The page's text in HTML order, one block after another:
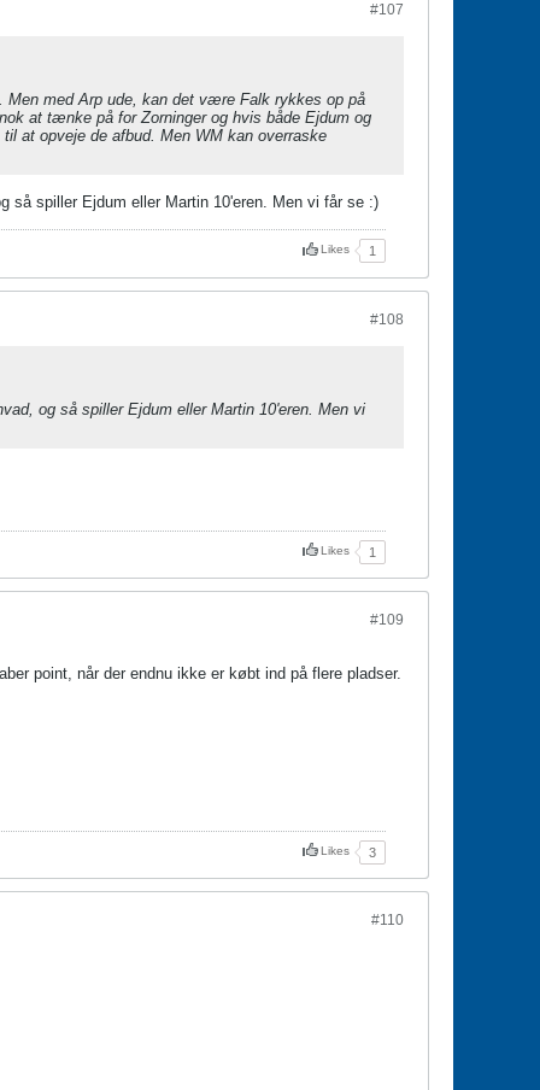
#107
Men med Arp ude, kan det være Falk rykkes op på
at tænke på for Zorninger og hvis både Ejdum og
at opveje de afbud. Men WM kan overraske
så spiller Ejdum eller Martin 10'eren. Men vi får se :)
Likes 1
#108
og så spiller Ejdum eller Martin 10'eren. Men vi
Likes 1
#109
point, når der endnu ikke er købt ind på flere pladser.
Likes 3
#110